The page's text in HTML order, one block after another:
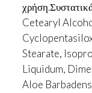
Cetearyl
Stearate,
Liquidum,
Aloe